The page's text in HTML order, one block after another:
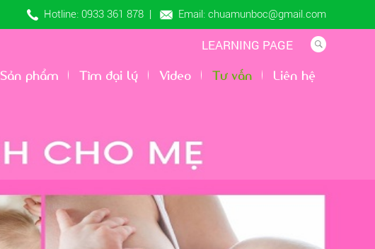
Hotline: 0933 361 878 | Email: chuamunboc@gmail.com
LEARNING PAGE
Sản phẩm Tìm đại lý Video Tư vấn Liên hệ